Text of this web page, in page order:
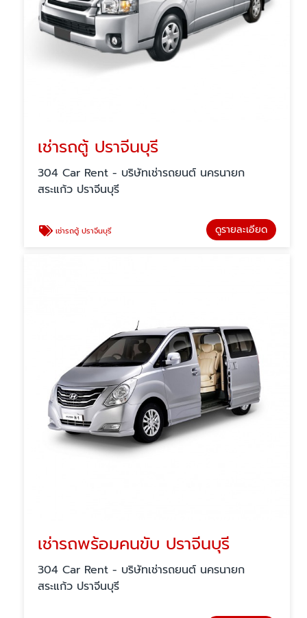
เช่ารถตู้ ปราจีนบุรี
304 Car Rent - บริษัทเช่ารถยนต์ นครนายก
สระแก้ว ปราจีนบุรี
เช่ารถตู้ ปราจีนบุรี ดูรายละเอียด
เช่ารถพร้อมคนขับ ปราจีนบุรี
304 Car Rent - บริษัทเช่ารถยนต์ นครนายก
สระแก้ว ปราจีนบุรี